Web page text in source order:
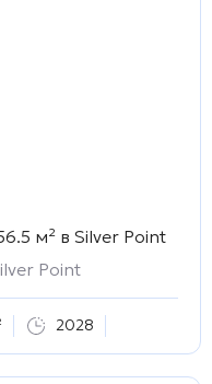
м² в Silver Point
Point
2028